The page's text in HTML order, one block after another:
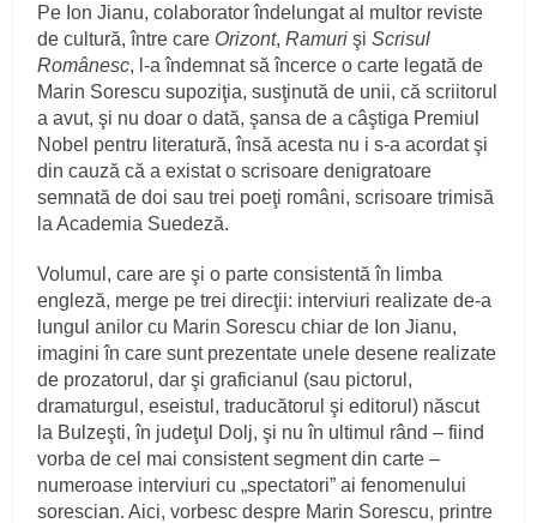
Pe Ion Jianu, colaborator îndelungat al multor reviste
de cultură, între care Orizont,Ramuri şiScrisul
Românesc, l-a îndemnat să încerce o carte legată de
Marin Sorescu supoziţia, susţinută de unii, că scriitorul
a avut, şi nu doar o dată, şansa de a câştiga Premiul
Nobel pentru literatură, însă acesta nu i s-a acordat şi
din cauză că a existat o scrisoare denigratoare
semnată de doi sau trei poeţi români, scrisoare trimisă
la Academia Suedeză.
Volumul, care are şi o parte consistentă în limba
engleză, merge pe trei direcţii: interviuri realizate de-a
lungul anilor cu Marin Sorescu chiar de Ion Jianu,
imagini în care sunt prezentate unele desene realizate
de prozatorul, dar şi graficianul (sau pictorul,
dramaturgul, eseistul, traducătorul şi editorul) născut
la Bulzeşti, în judeţul Dolj, şi nu în ultimul rând – fiind
vorba de cel mai consistent segment din carte –
numeroase interviuri cu „spectatori” ai fenomenului
sorescian. Aici, vorbesc despre Marin Sorescu, printre